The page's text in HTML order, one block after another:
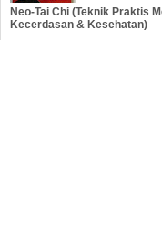
Neo-Tai Chi (Teknik Praktis
Kecerdasan & Kesehatan)